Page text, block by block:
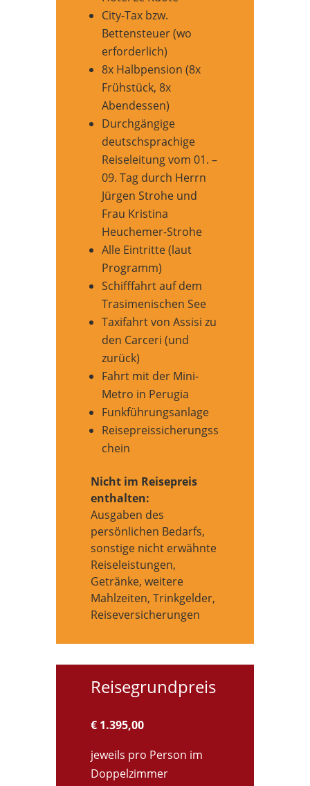
City-Tax bzw.
Bettensteuer (wo
erforderlich)
8x Halbpension (8x
Frühstück, 8x
Abendessen)
Durchgängige
deutschsprachige
Reiseleitung vom 01. –
09. Tag durch Herrn
Jürgen Strohe und
Frau Kristina
Heuchemer-Strohe
Alle Eintritte (laut
Programm)
Schifffahrt auf dem
Trasimenischen See
Taxifahrt von Assisi zu
den Carceri (und
zurück)
Fahrt mit der Mini-
Metro in Perugia
Funkführungsanlage
Reisepreissicherungss
chein
Nicht im Reisepreis
enthalten:
Ausgaben des
persönlichen Bedarfs,
sonstige nicht erwähnte
Reiseleistungen,
Getränke, weitere
Mahlzeiten, Trinkgelder,
Reiseversicherungen
Reisegrundpreis
€ 1.395,00
jeweils pro Person im
Doppelzimmer